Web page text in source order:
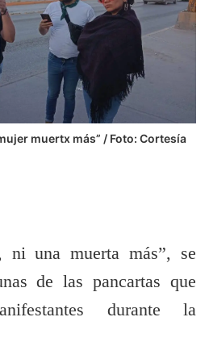
muertx más” / Foto: Cortesía
una muerta más”, se
de las pancartas que
durante la